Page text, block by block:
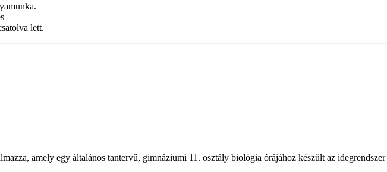
lett.
amely egy általános tantervű, gimnáziumi 11. osztály biológia órájához készült az